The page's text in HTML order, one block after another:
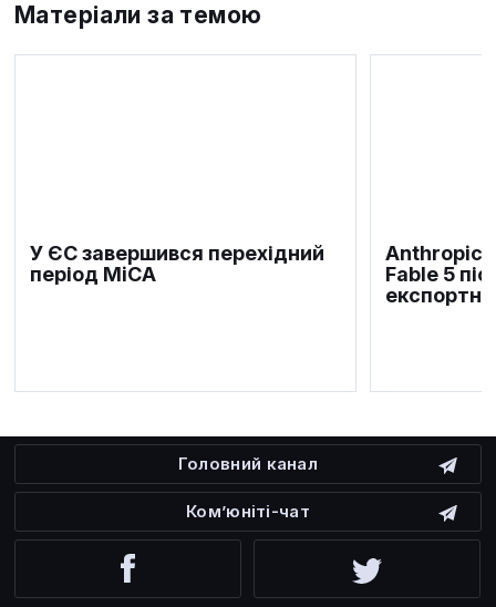
Матеріали за темою
У ЄС завершився перехідний
період MiCA
Anthropic
Fable 5
Головний канал
Ком’юніті-чат